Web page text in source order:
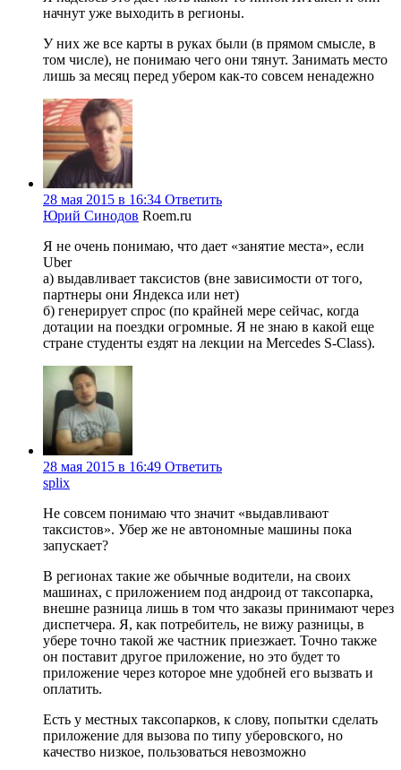
начнут уже выходить в регионы.
У них же все карты в руках были (в прямом смысле, в
том числе), не понимаю чего они тянут. Занимать место
лишь за месяц перед убером как-то совсем ненадежно
28 мая 2015 в 16:34 Ответить
Юрий Синодов Roem.ru
Я не очень понимаю, что дает «занятие места», если
Uber
а) выдавливает таксистов (вне зависимости от того,
партнеры они Яндекса или нет)
б) генерирует спрос (по крайней мере сейчас, когда
дотации на поездки огромные. Я не знаю в какой еще
стране студенты ездят на лекции на Mercedes S-Class).
28 мая 2015 в 16:49 Ответить
splix
Не совсем понимаю что значит «выдавливают
таксистов». Убер же не автономные машины пока
запускает?
В регионах такие же обычные водители, на своих
машинах, с приложением под андроид от таксопарка,
внешне разница лишь в том что заказы принимают через
диспетчера. Я, как потребитель, не вижу разницы, в
убере точно такой же частник приезжает. Точно также
он поставит другое приложение, но это будет то
приложение через которое мне удобней его вызвать и
оплатить.
Есть у местных таксопарков, к слову, попытки сделать
приложение для вызова по типу уберовского, но
качество низкое, пользоваться невозможно